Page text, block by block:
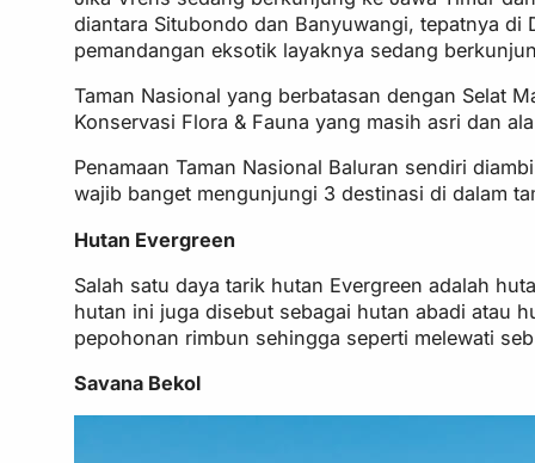
diantara Situbondo dan Banyuwangi, tepatnya
pemandangan eksotik layaknya sedang
Taman Nasional yang berbatasan dengan Selat
Konservasi Flora & Fauna yang masih asri dan
Penamaan Taman Nasional Baluran sendiri
wajib banget mengunjungi 3 destinasi di dalam
Hutan Evergreen
Salah satu daya tarik hutan Evergreen adalah
hutan ini juga disebut sebagai hutan abadi atau
pepohonan rimbun sehingga seperti melewati
Savana Bekol